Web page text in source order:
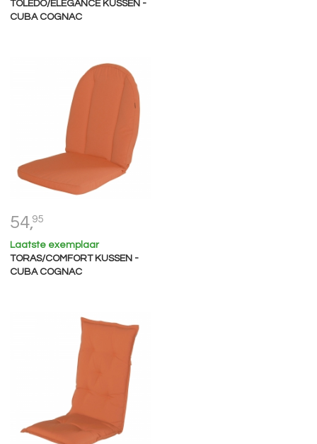
TOLEDO/ELEGANCE KUSSEN -
CUBA COGNAC
54,95
Laatste exemplaar
TORAS/COMFORT KUSSEN -
CUBA COGNAC